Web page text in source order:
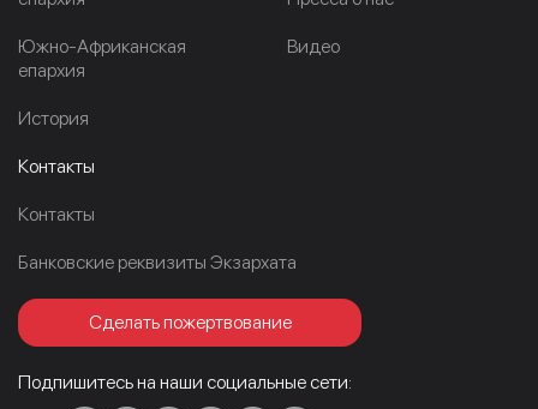
Южно-Африканская
епархия
История
Видео
Контакты
Контакты
Банковские реквизиты Экзархата
Сделать пожертвование
Подпишитесь на наши социальные сети: